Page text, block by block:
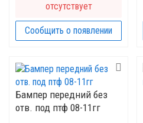
отсутствует
Сообщить о появлении
Бампер передний без
отв. под птф 08-11гг